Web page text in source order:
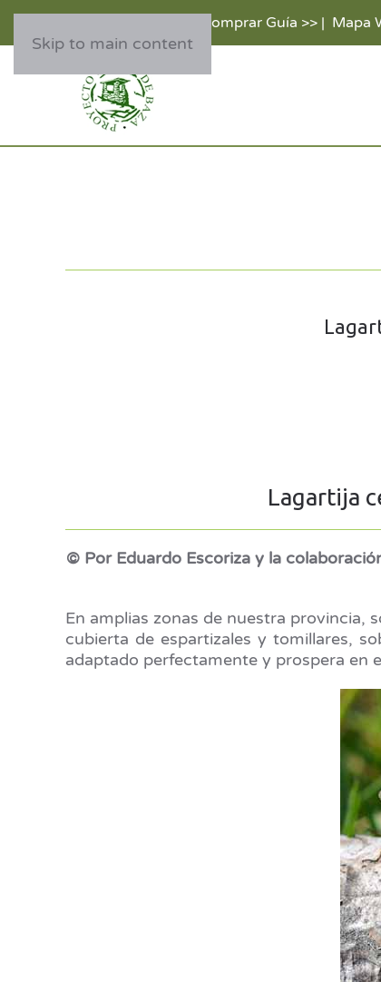
Skip to main content
Comprar Guía >>| Mapa
Lagartija
© Por Eduardo Escoriza y la
En amplias zonas de nuestra provincia,
cubierta de espartizales y tomillares,
adaptado perfectamente y prospera en